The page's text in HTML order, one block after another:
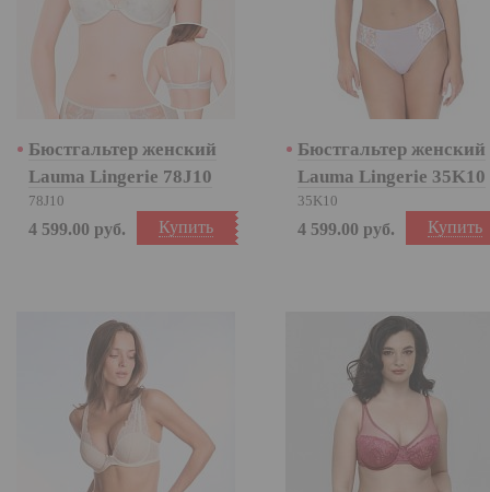
Бюстгальтер женский
Lauma Lingerie 78J10
78J10
Купить
4 599.00 руб.
Бюстгальтер женский
Lauma Lingerie 35K10
35K10
Купить
4 599.00 руб.